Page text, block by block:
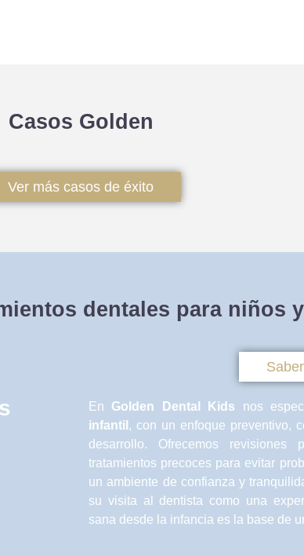
Casos Golden
Ver más casos de éxito
dentales para niños
En Golden Dental Kids nos
infantil , con un enfoque preventivo,
desarrollo. Ofrecemos revisiones
tratamientos precoces para evitar
un ambiente de confianza y
su visita al dentista como una
sana desde la infancia es la base de